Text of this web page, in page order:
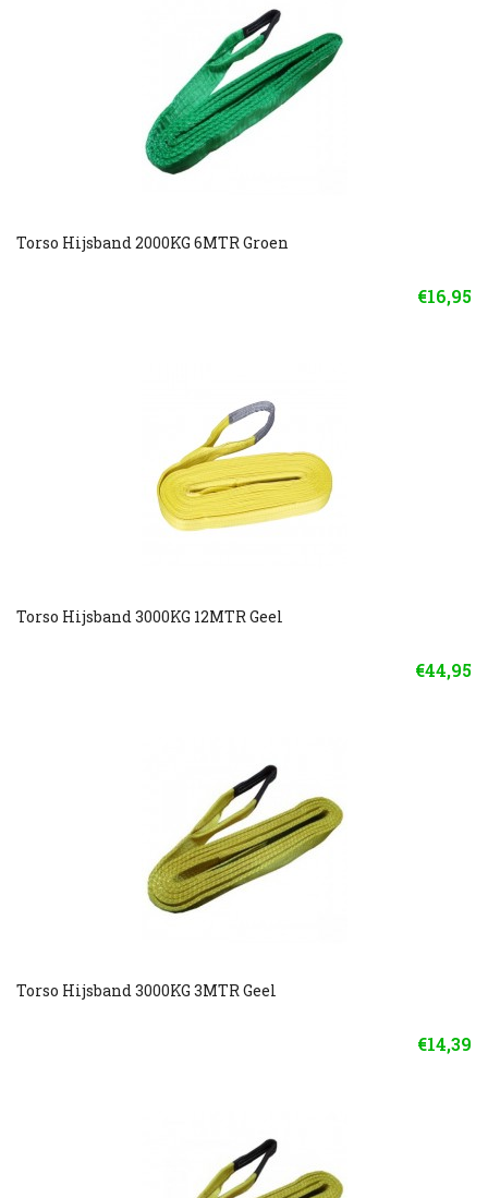
Torso Hijsband 2000KG 6MTR Groen
€16,95
Torso Hijsband 3000KG 12MTR Geel
€44,95
Torso Hijsband 3000KG 3MTR Geel
€14,39